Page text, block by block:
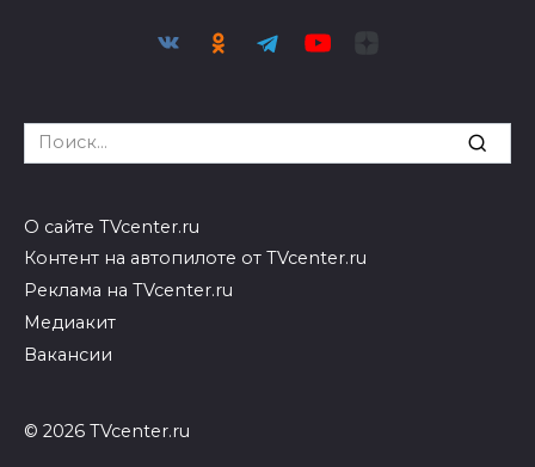
Search
for:
О сайте TVcenter.ru
Контент на автопилоте от TVcenter.ru
Реклама на TVcenter.ru
Медиакит
Вакансии
© 2026 TVcenter.ru